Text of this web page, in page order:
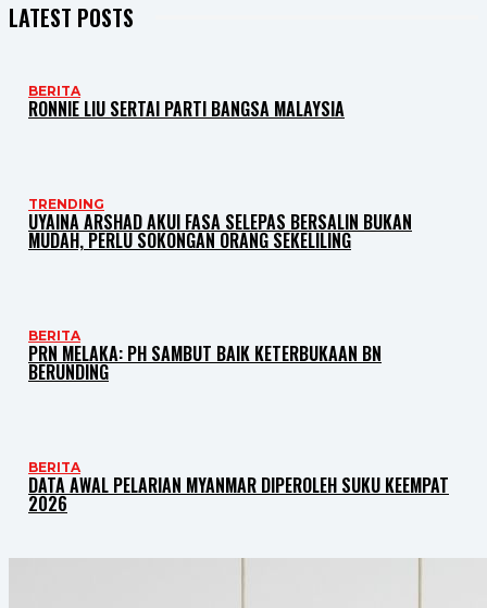
LATEST POSTS
BERITA
RONNIE LIU SERTAI PARTI BANGSA MALAYSIA
TRENDING
UYAINA ARSHAD AKUI FASA SELEPAS BERSALIN BUKAN
MUDAH, PERLU SOKONGAN ORANG SEKELILING
BERITA
PRN MELAKA: PH SAMBUT BAIK KETERBUKAAN BN
BERUNDING
BERITA
DATA AWAL PELARIAN MYANMAR DIPEROLEH SUKU KEEMPAT
2026